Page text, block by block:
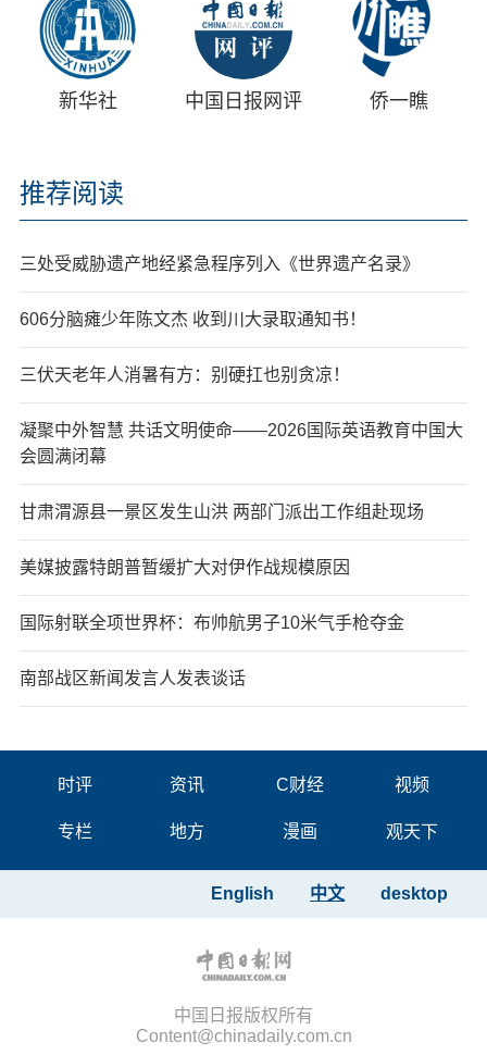
新华社 中国日报网评 侨一瞧
推荐阅读
三处受威胁遗产地经紧急程序列入《世界遗产名录》
606分脑瘫少年陈文杰 收到川大录取通知书！
三伏天老年人消暑有方：别硬扛也别贪凉！
凝聚中外智慧 共话文明使命——2026国际英语教育中国大
会圆满闭幕
甘肃渭源县一景区发生山洪 两部门派出工作组赴现场
美媒披露特朗普暂缓扩大对伊作战规模原因
国际射联全项世界杯：布帅航男子10米气手枪夺金
南部战区新闻发言人发表谈话
时评 资讯 C财经 视频
专栏 地方 漫画 观天下
desktop
中文
English
中国日报版权所有
Content@chinadaily.com.cn